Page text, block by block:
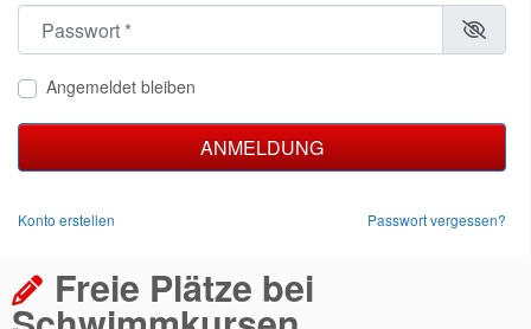
Angemeldet bleiben
ANMELDUNG
Konto erstellen Passwort vergessen?
Freie Plätze bei